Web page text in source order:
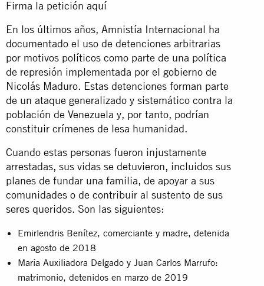
Firma la petición aquí
En los últimos años, Amnistía Internacional ha
documentado el uso de detenciones arbitrarias
por motivos políticos como parte de una política
de represión implementada por el gobierno de
Nicolás Maduro. Estas detenciones forman parte
de un ataque generalizado y sistemático contra la
población de Venezuela y, por tanto, podrían
constituir crímenes de lesa humanidad.
Cuando estas personas fueron injustamente
arrestadas, sus vidas se detuvieron, incluidos sus
planes de fundar una familia, de apoyar a sus
comunidades o de contribuir al sustento de sus
seres queridos. Son las siguientes:
Emirlendris Benítez, comerciante y madre, detenida
en agosto de 2018
María Auxiliadora Delgado y Juan Carlos Marrufo:
matrimonio, detenidos en marzo de 2019